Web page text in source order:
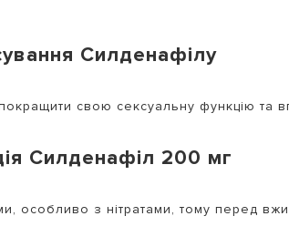
Силденафілу
свою сексуальну функцію та
Силденафіл 200 мг
особливо з нітратами, тому перед